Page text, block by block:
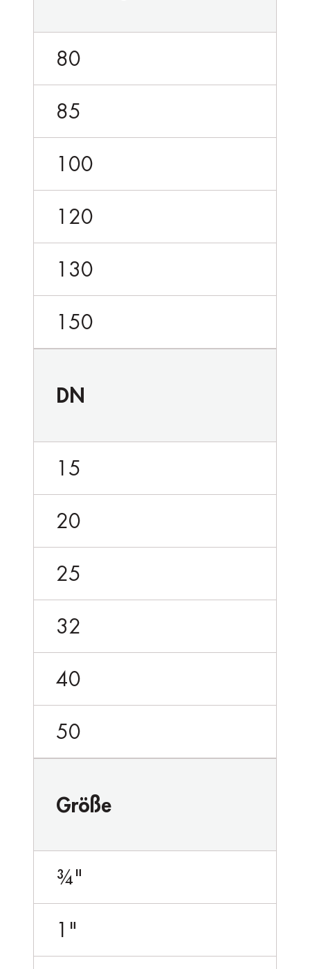
80
85
100
120
130
150
DN
15
20
25
32
40
50
Größe
¾"
1"